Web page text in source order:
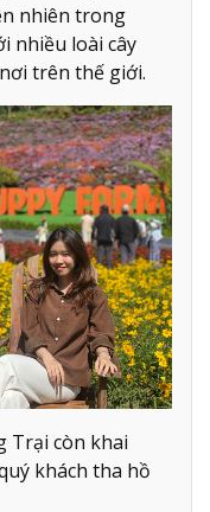
nhiên trong
nhiều loài cây
trên thế giới.
Trại còn khai
khách tha hồ